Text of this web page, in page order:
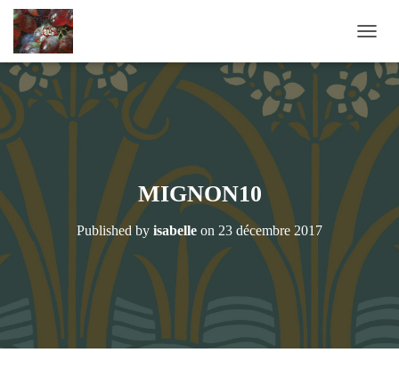
MIGNON10
Published by isabelle on 23 décembre 2017